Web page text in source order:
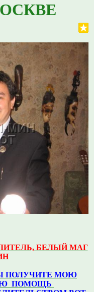
БЕЛЫЙ МАГ
ПОЛУЧИТЕ МОЮ
ПОМОЩЬ